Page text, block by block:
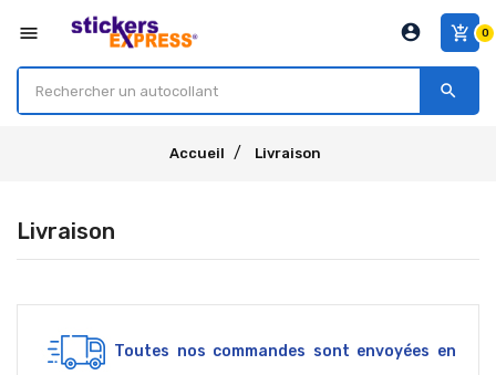
menu add_shopping_cart 0
account_circle
search
Accueil Livraison
Livraison
Toutes nos commandes sont envoyées en